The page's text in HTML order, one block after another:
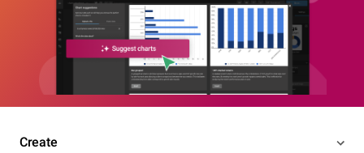
Create